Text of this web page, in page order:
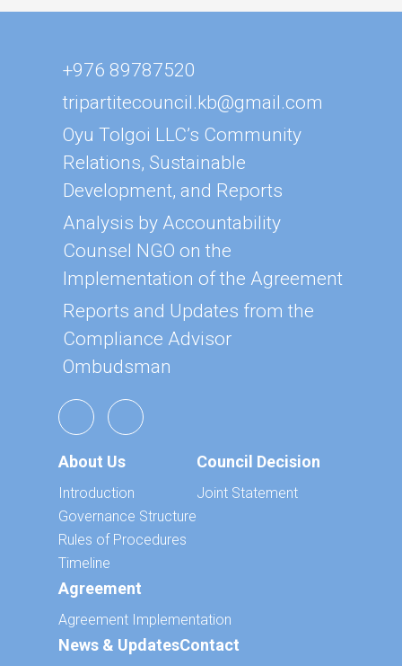
+976 89787520
tripartitecouncil.kb@gmail.com
Oyu Tolgoi LLC’s Community
Relations, Sustainable
Development, and Reports
Analysis by Accountability
Counsel NGO on the
Implementation of the Agreement
Reports and Updates from the
Compliance Advisor
Ombudsman
About Us
Introduction
Governance Structure
Rules of Procedures
Timeline
Council Decision
Joint Statement
Agreement
Agreement Implementation
News & UpdatesContact